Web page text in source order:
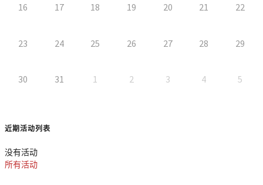
16 17 18 19 20 21 22
23 24 25 26 27 28 29
30 31 1 2 3 4 5
近期活动列表
没有活动
所有活动